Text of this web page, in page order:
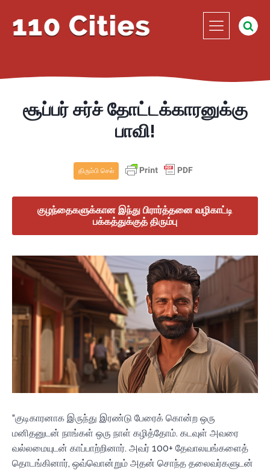
சூப்பர் சர்ச் தோட்டக்காரனுக்கு
பாவி!
திரும்பி செல்
குழந்தைகளுக்கான இந்து பிரார்த்தனை வழிகாட்டி
பக்கத்துக்குத் திரும்பு
“குடிகாரனாக இருந்து இரண்டு பேரைக் கொன்ற ஒரு
மனிதனுடன் நாங்கள் ஒரு நாள் கழித்தோம். கடவுள் அவரை
வல்லமையுடன் காப்பாற்றினார். அவர் 100+ தேவாலயங்களைத்
தொடங்கினார், ஒவ்வொன்றும் அதன் சொந்த தலைவர்களுடன்